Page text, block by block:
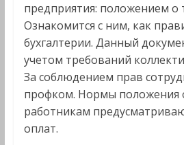
предприятия: положением о
Ознакомится с ним, как
бухгалтерии. Данный
учетом требований
За соблюдением прав
профком. Нормы положения
работникам
оплат.